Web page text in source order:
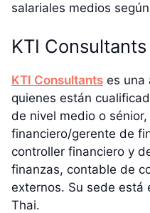
salariales medios
KTI Consultants
KTI Consultants es una
quienes están
de nivel medio o
financiero/gerente de
controller financiero y
finanzas, contable de
externos. Su sede está
Thai.